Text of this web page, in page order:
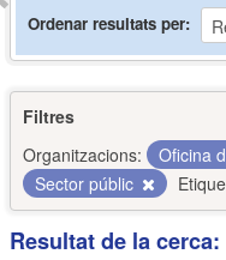
Ordenar resultats per
Filtres
Organitzacions:
Oficina
Sector públic
Resultat de la